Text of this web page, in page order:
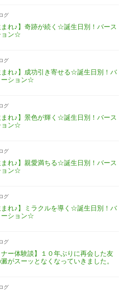
グ
まれ♪】奇跡が続く☆誕生日別！バース
ョン☆
グ
まれ♪】成功引き寄せる☆誕生日別！バ
ーション☆
グ
まれ♪】景色が輝く☆誕生日別！バース
ョン☆
グ
まれ♪】親愛満ちる☆誕生日別！バース
ョン☆
グ
まれ♪】ミラクルを導く☆誕生日別！バ
ーション☆
グ
ナー体験談】１０年ぶりに再会した友
がスーッとなくなっていきました。
グ